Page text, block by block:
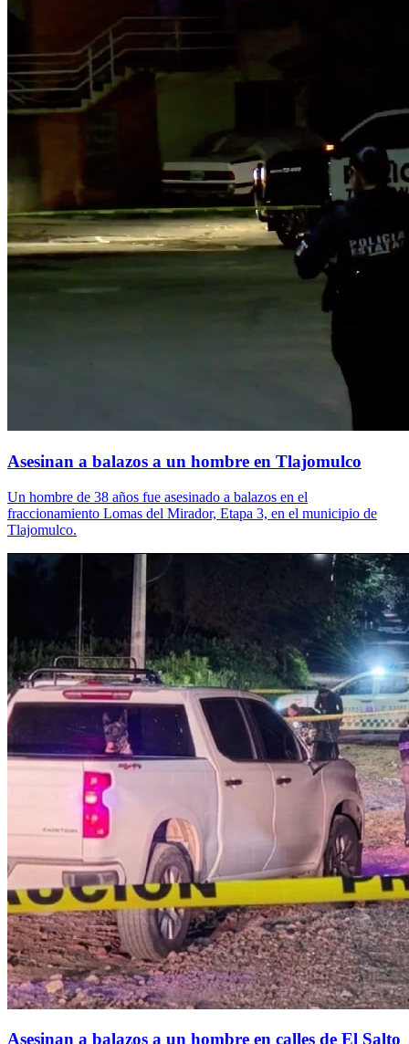
Asesinan a balazos a un hombre en Tlajomulco
Un hombre de 38 años fue asesinado a balazos en el
fraccionamiento Lomas del Mirador, Etapa 3, en el municipio de
Tlajomulco.
Asesinan a balazos a un hombre en calles de El Salto